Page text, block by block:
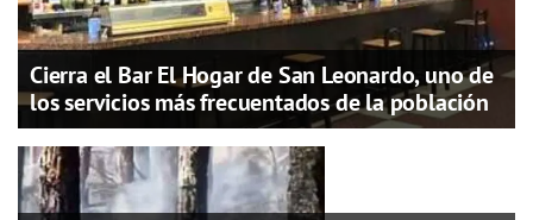
Cierra el Bar El Hogar de San Leonardo, uno de
los servicios más frecuentados de la población